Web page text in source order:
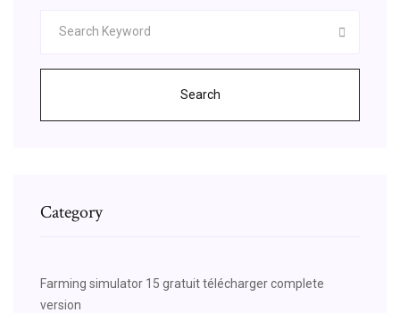
Search
Category
Farming simulator 15 gratuit télécharger complete
version